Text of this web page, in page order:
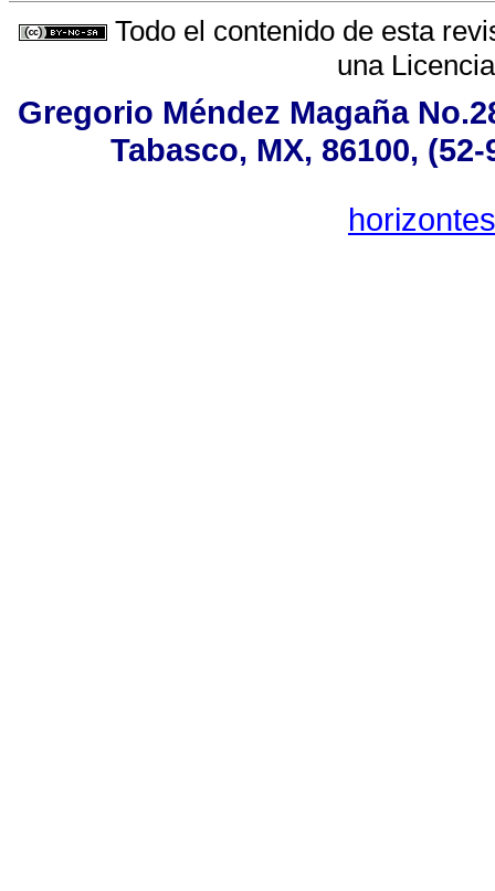
Todo el contenido de esta
una
Gregorio Méndez Magaña
Tabasco, MX, 86100,